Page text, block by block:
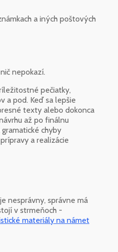
a iných poštových
nepokazí.
pečiatky,
a pod. Keď sa lepšie
texty alebo dokonca
až po finálnu
chyby
a realizácie
nesprávny, správne má
v strmeňoch -
materiály na námet